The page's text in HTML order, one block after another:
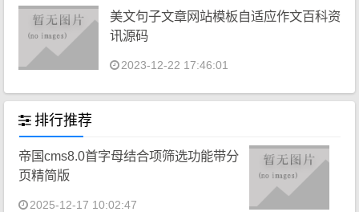
美文句子文章网站模板自适应作文百科资
讯源码
2023-12-22 17:46:01
排行推荐
帝国cms8.0首字母结合项筛选功能带分
页精简版
2025-12-17 10:02:47